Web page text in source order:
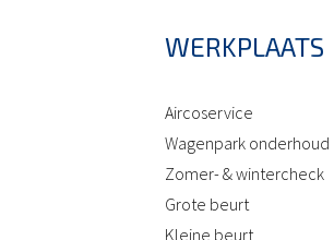
WERKPLAATS
Aircoservice
Wagenpark onderhoud
Zomer- & wintercheck
Grote beurt
Kleine beurt